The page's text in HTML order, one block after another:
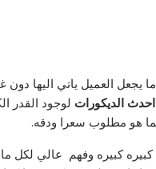
يجعل العميل ياتي اليها
احدث الديكورات لوجود القدر
كما هو مطلوب سعرا ودقه.
كبيره وفهم عالي لكل